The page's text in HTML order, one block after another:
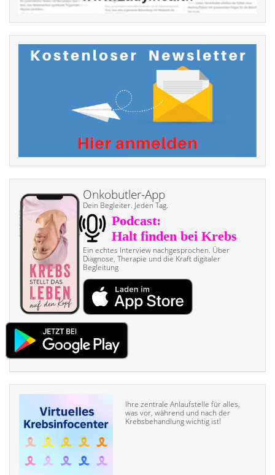
Onkobutler-App
Dein Begleiter. Jeden Tag.
Ein echtes Interview nach­gesprochen. Über
Diagnose, Therapie und die Kraft digitaler
Begleitung
Ihre zentrale Anlaufstelle für alles,
was vor, während und nach der
Krebsbehandlung wichtig ist!